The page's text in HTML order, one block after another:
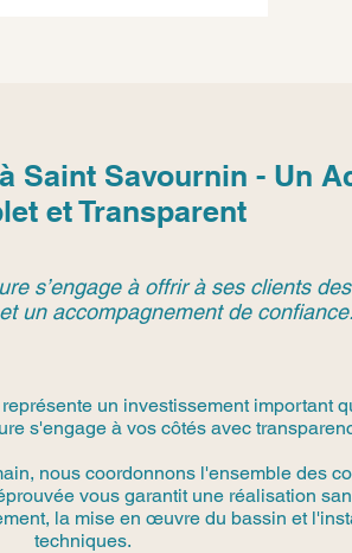
Saint Savournin - Un
et Transparent
s’engage à offrir à ses clients
un accompagnement de confiance.
un investissement important
s'engage à vos côtés avec
nous coordonnons l'ensemble des
vous garantit une réalisation
la mise en œuvre du bassin et
techniques.